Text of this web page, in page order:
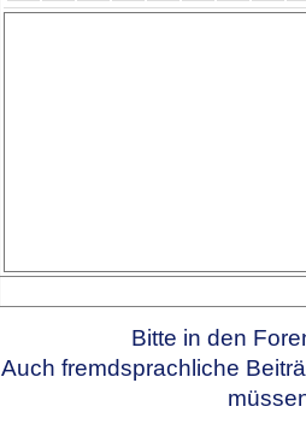
Bitte in den
Auch fremdsprachliche